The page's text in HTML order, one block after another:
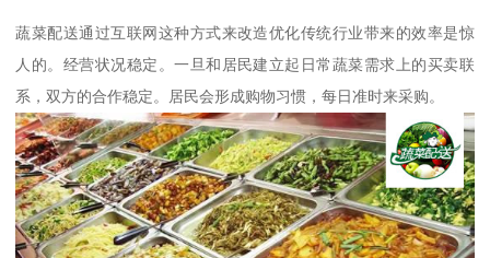
蔬菜配送通过互联网这种方式来改造优化传统行业带来的效率是惊
人的。经营状况稳定。一旦和居民建立起日常蔬菜需求上的买卖联
系，双方的合作稳定。居民会形成购物习惯，每日准时来采购。